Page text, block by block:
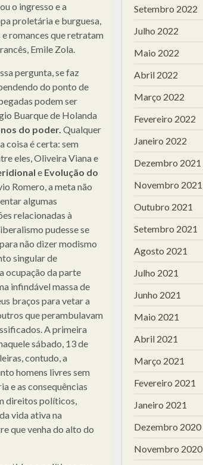
o ingresso e a
proletária e burguesa,
romances que retratam
Emile Zola.
pergunta, se faz
do ponto de
podem ser
Buarque de Holanda
do poder. Qualquer
coisa é certa: sem
eles, Oliveira Viana e
e Evolução do
Romero, a meta não
algumas
relacionadas à
pudesse se
não dizer modismo
singular de
ocupação da parte
infindável massa de
braços para vetar a
que perambulavam
A primeira
sábado, 13 de
contudo, a
homens livres sem
e as consequências
direitos políticos,
vida ativa na
que venha do alto do
Setembro 2022
Julho 2022
Maio 2022
Abril 2022
Março 2022
Fevereiro 2022
Janeiro 2022
Dezembro 2021
Novembro 2021
Outubro 2021
Setembro 2021
Agosto 2021
Julho 2021
Junho 2021
Maio 2021
Abril 2021
Março 2021
Fevereiro 2021
Janeiro 2021
Dezembro 2020
Novembro 2020